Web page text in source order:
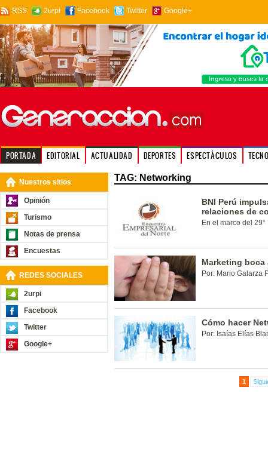
RSS 2urpi Facebook Twitter Google+
PORTADA EDITORIAL ACTUALIDAD DEPORTES ESPECTÁCULOS
Nuestros sitios
Opinión
Turismo
Notas de prensa
Encuestas
REDES SOCIALES
2urpi
Facebook
Twitter
Google+
TAG: Networking
BNI Perú
relaciones de
En el marco del
Marketing boca
Por: Mario Galarza
Cómo hacer
Por: Isaías Elías
1